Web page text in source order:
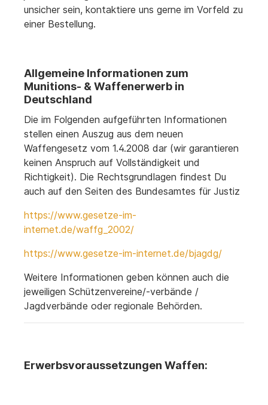
unsicher sein, kontaktiere uns gerne im Vorfeld zu
einer Bestellung.
Allgemeine Informationen zum
Munitions- & Waffenerwerb in
Deutschland
Die im Folgenden aufgeführten Informationen
stellen einen Auszug aus dem neuen
Waffengesetz vom 1.4.2008 dar (wir garantieren
keinen Anspruch auf Vollständigkeit und
Richtigkeit). Die Rechtsgrundlagen findest Du
auch auf den Seiten des Bundesamtes für Justiz
https://www.gesetze-im-
internet.de/waffg_2002/
https://www.gesetze-im-internet.de/bjagdg/
Weitere Informationen geben können auch die
jeweiligen Schützenvereine/-verbände /
Jagdverbände oder regionale Behörden.
Erwerbsvoraussetzungen Waffen: